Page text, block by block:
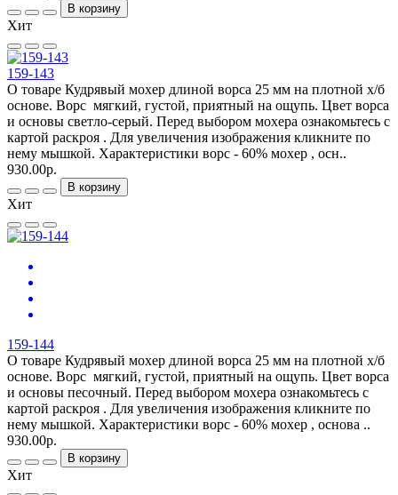
В корзину
Хит
159-143
О товаре Кудрявый мохер длиной ворса 25 мм на плотной х/б
основе. Ворс мягкий, густой, приятный на ощупь. Цвет ворса
и основы светло-серый. Перед выбором мохера ознакомьтесь с
картой раскроя . Для увеличения изображения кликните по
нему мышкой. Характеристики ворс - 60% мохер , осн..
930.00р.
В корзину
Хит
159-144
О товаре Кудрявый мохер длиной ворса 25 мм на плотной х/б
основе. Ворс мягкий, густой, приятный на ощупь. Цвет ворса
и основы песочный. Перед выбором мохера ознакомьтесь с
картой раскроя . Для увеличения изображения кликните по
нему мышкой. Характеристики ворс - 60% мохер , основа ..
930.00р.
В корзину
Хит